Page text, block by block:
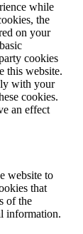
while
the
on your
cookies
this website.
with your
cookies.
an effect
website to
that
of the
information.